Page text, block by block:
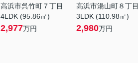
高浜市呉竹町７丁目
4LDK (95.86㎡)
2,977万円
高浜市湯山町８丁目
3LDK (110.98㎡)
2,980万円